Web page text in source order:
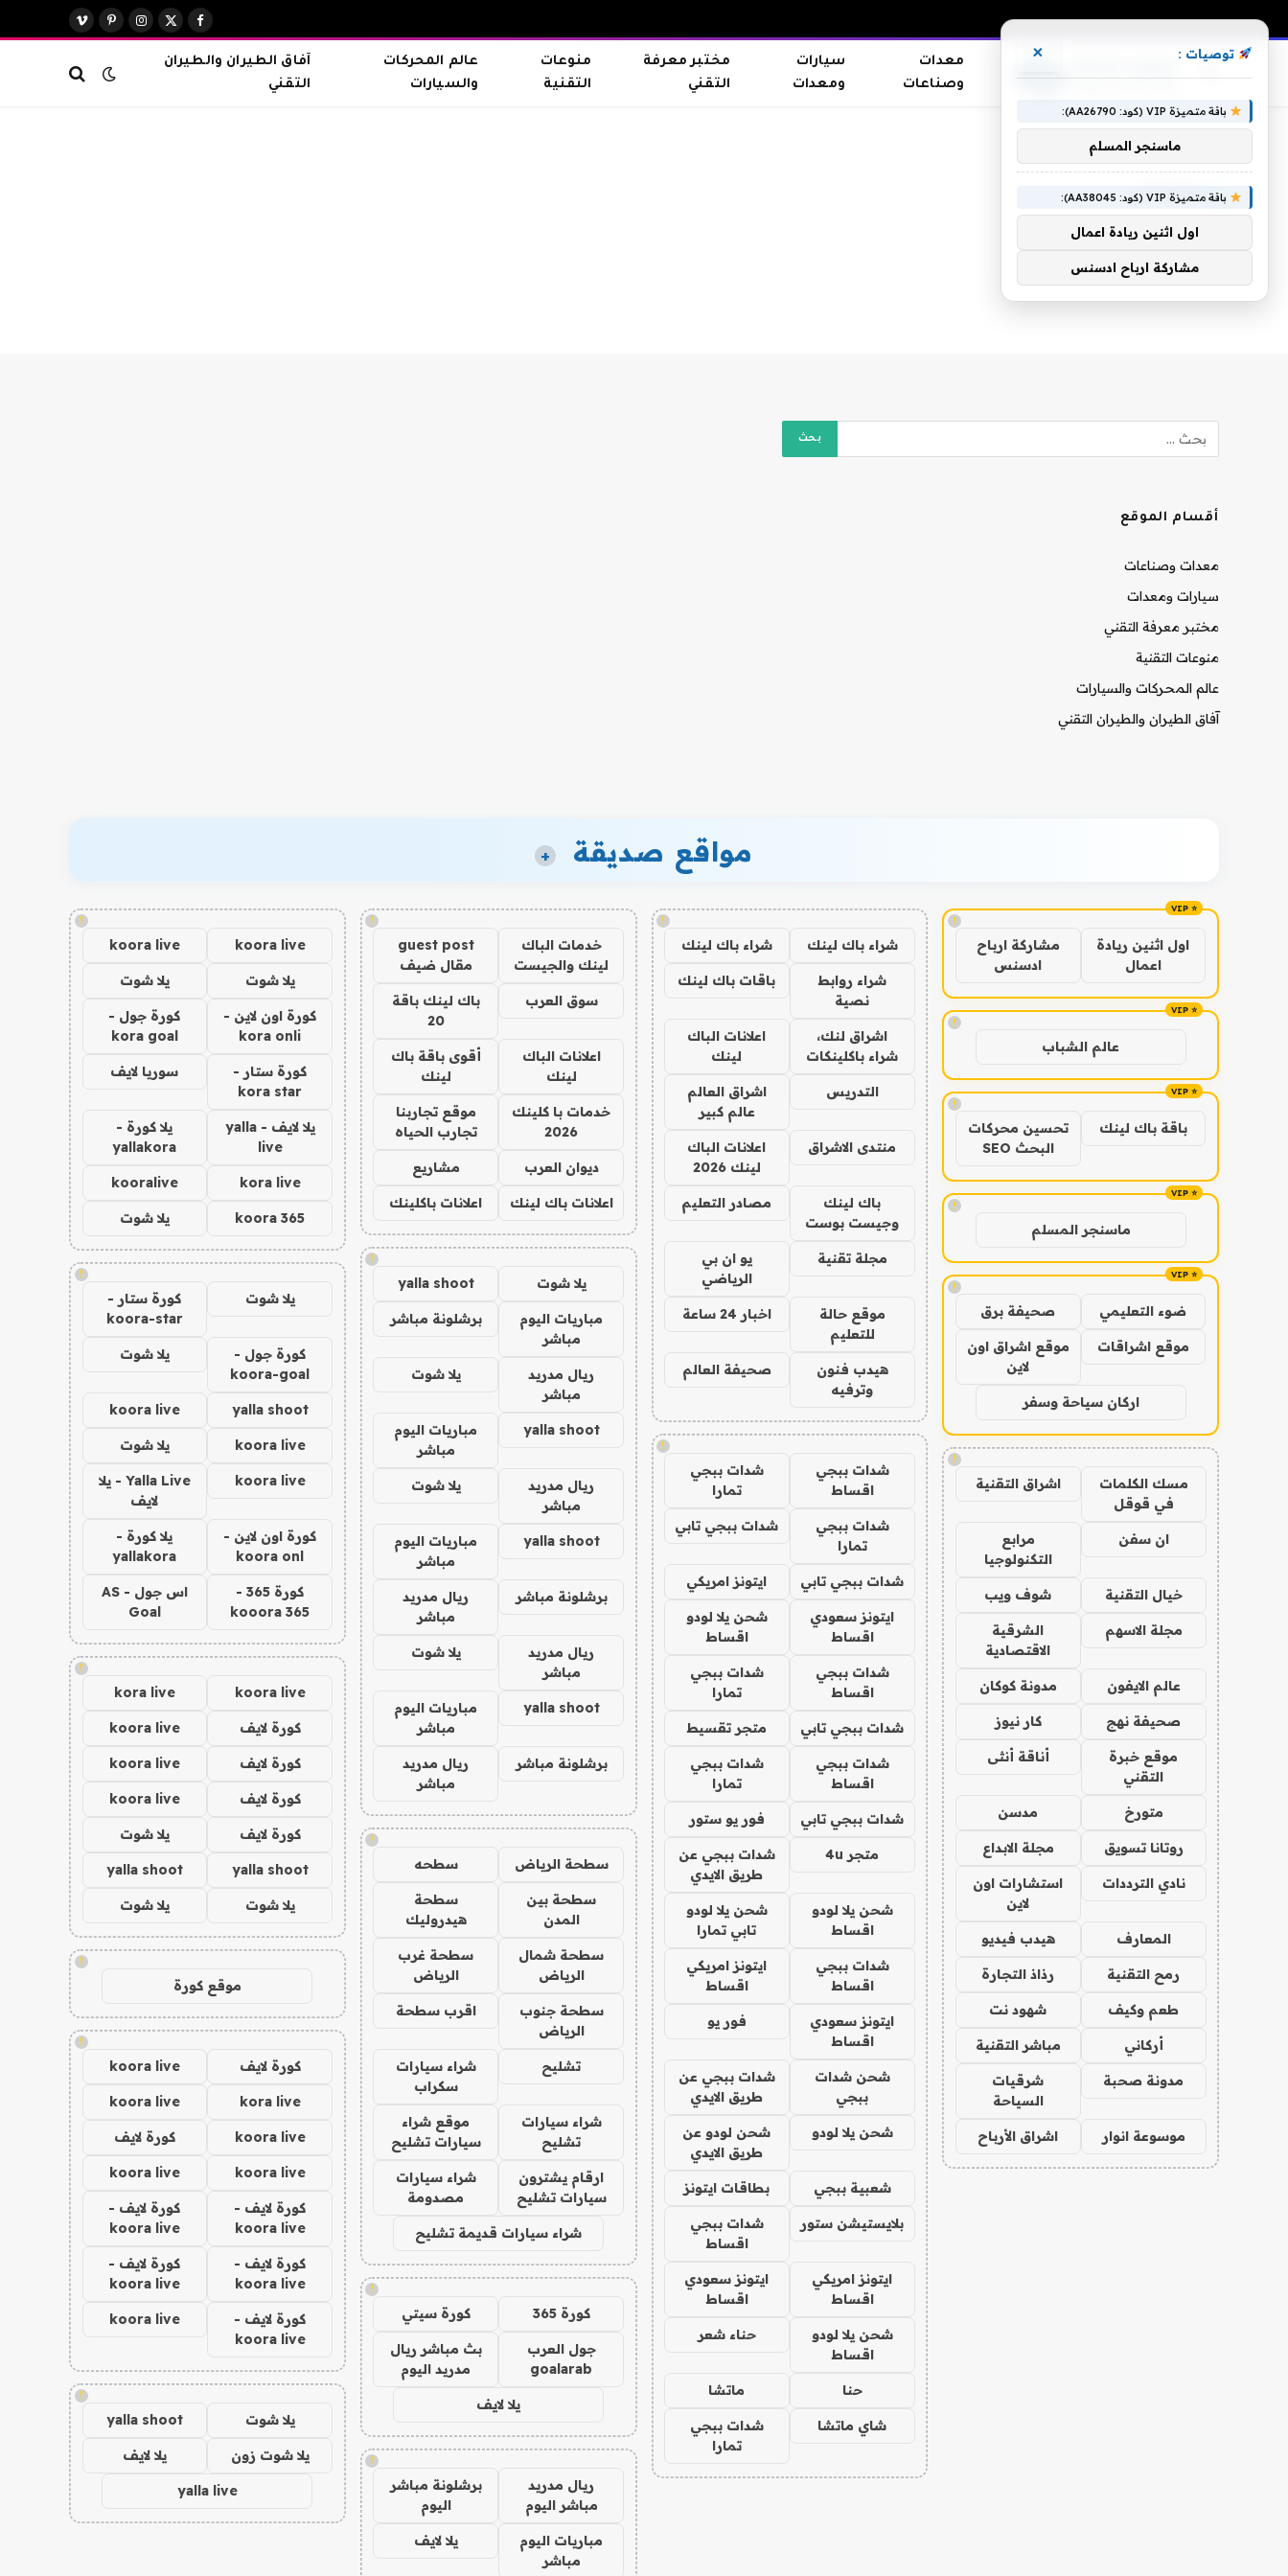
فيسبوك
X
الانستغرامبينتيريست
فيميو
معدات
وصناعات
سيارات
ومعدات
مختبر معرفة
التقني
منوعات
التقنية
عالم المحركات
والسيارات
آفاق الطيران والطيران
التقني
وامرأتان
أقسام الموقع
معدات وصناعات
سيارات ومعدات
مختبر معرفة التقني
منوعات التقنية
عالم المحركات والسيارات
آفاق الطيران والطيران التقني
مواقع صديقة +
!
اول اثنين ريادة
اعمال
مشاركة ارباح
ادسنس
!
عالم الشباب
!
باقة باك لينك
تحسين محركات
البحث SEO
!
ماسنجر المسلم
!
ضوء التعليمي صحيفة برق
موقع اشراقات
موقع اشراق اون
لاين
اركان سياحة وسفر
!
مسك الكلمات
في قوقل
اشراق التقنية
ان سفن
مرابع
التكنولوجيا
خيال التقنية شوف ويب
مجلة الاسهم
الشرقية
الاقتصادية
عالم الايفون مدونة كوكان
صحيفة نهج كار نيوز
موقع خبرة
التقني
أناقة أنثى
متورخ مدسن
روتانا تسويق مجلة الابداع
نادي الترددات
استشارات اون
لاين
المعارف هيدب فيديو
رمح التقنية رذاذ التجارة
طعم وكيف شهود نت
أركاني مباشر التقنية
مدونة صحبة
شرقيات
السياحة
موسوعة انوار اشراق الأرباح
!
شراء باك لينك شراء باك لينك
شراء روابط
نصية
باقات باك لينك
اشراق لنك،
شراء باكلينكات
اعلانات الباك
لينك
التدريس
اشراق العالم
عالم كبير
منتدى الاشراق
اعلانات الباك
لينك 2026
باك لينك
وجيست بوست
مصادر التعليم
مجلة تقنية
يو ان بي
الرياضي
موقع حالة
للتعليم
اخبار 24 ساعة
هيدب فنون
وترفيه
صحيفة العالم
!
شدات ببجي
اقساط
شدات ببجي
تمارا
شدات ببجي
تمارا
شدات ببجي تابي
شدات ببجي تابي ايتونز امريكي
ايتونز سعودي
اقساط
شحن يلا لودو
اقساط
شدات ببجي
اقساط
شدات ببجي
تمارا
شدات ببجي تابي متجر تقسيط
شدات ببجي
اقساط
شدات ببجي
تمارا
شدات ببجي تابي فور يو ستور
متجر 4u
شدات ببجي عن
طريق الايدي
شحن يلا لودو
اقساط
شحن يلا لودو
تابي تمارا
شدات ببجي
اقساط
ايتونز امريكي
اقساط
ايتونز سعودي
اقساط
فور يو
شحن شدات
ببجي
شدات ببجي عن
طريق الايدي
شحن يلا لودو
شحن لودو عن
طريق الايدي
شعبية ببجي بطاقات ايتونز
بلايستيشن ستور
شدات ببجي
اقساط
ايتونز امريكي
اقساط
ايتونز سعودي
اقساط
شحن يلا لودو
اقساط
حناء شعر
حنا ماتشا
شاي ماتشا
شدات ببجي
تمارا
!
خدمات الباك
لينك والجيست
guest post
مقال ضيف
سوق العرب
باك لينك باقة
20
اعلانات الباك
لينك
أقوى باقة باك
لينك
خدمات با كلينك
2026
موقع تجاربنا
تجارب الحياه
ديوان العرب مشاريع
اعلانات باك لينك اعلانات باكلينك
!
يلا شوت yalla shoot
مباريات اليوم
مباشر
برشلونة مباشر
ريال مدريد
مباشر
يلا شوت
yalla shoot
مباريات اليوم
مباشر
ريال مدريد
مباشر
يلا شوت
yalla shoot
مباريات اليوم
مباشر
برشلونة مباشر
ريال مدريد
مباشر
ريال مدريد
مباشر
يلا شوت
yalla shoot
مباريات اليوم
مباشر
برشلونة مباشر
ريال مدريد
مباشر
!
سطحة الرياض سطحه
سطحة بين
المدن
سطحة
هيدروليك
سطحة شمال
الرياض
سطحة غرب
الرياض
سطحة جنوب
الرياض
اقرب سطحة
تشليح
شراء سيارات
سكراب
شراء سيارات
تشليح
موقع شراء
سيارات تشليح
ارقام يشترون
سيارات تشليح
شراء سيارات
مصدومة
شراء سيارات قديمة تشليح
!
كورة 365 كورة سيتي
جول العرب
goalarab
بث مباشر ريال
مدريد اليوم
يلا لايف
!
ريال مدريد
مباشر اليوم
برشلونة مباشر
اليوم
مباريات اليوم
مباشر
يلا لايف
!
koora live
koora live
يلا شوت يلا شوت
كورة اون لاين -
kora onli
كورة جول -
kora goal
كورة ستار -
kora star
سوريا لايف
يلا لايف - yalla
live
يلا كورة -
yallakora
kora live
kooralive
koora 365 يلا شوت
!
يلا شوت
كورة ستار -
koora-star
كورة جول -
koora-goal
يلا شوت
yalla shoot
koora live
koora live يلا شوت
koora live
Yalla Live - يلا
لايف
كورة اون لاين -
koora onl
يلا كورة -
yallakora
كورة 365 -
kooora 365
اس جول - AS
Goal
!
koora live
kora live
كورة لايف koora live
كورة لايف koora live
كورة لايف koora live
كورة لايف يلا شوت
yalla shoot
yalla shoot
يلا شوت يلا شوت
!
موقع كورة
!
كورة لايف koora live
kora live
koora live
koora live كورة لايف
koora live
koora live
كورة لايف -
koora live
كورة لايف -
koora live
كورة لايف -
koora live
كورة لايف -
koora live
كورة لايف -
koora live
koora live
!
يلا شوت yalla shoot
يلا شوت زون يلا لايف
yalla live
توصيات : ×
باقة متميزة VIP (كود: AA26790):
ماسنجر المسلم
باقة متميزة VIP (كود: AA38045):
اول اثنين ريادة اعمال
مشاركة ارباح ادسنس